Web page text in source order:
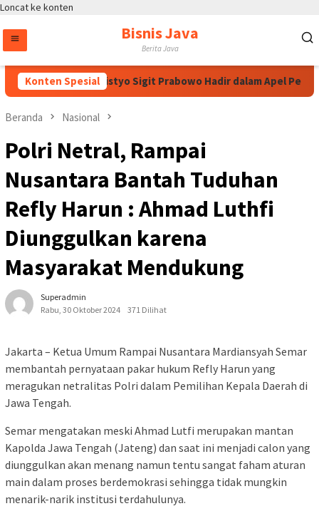
Loncat ke konten
Bisnis Java
Berita Java
Konten Spesial
Jenderal Listyo Sigit Prabowo Hadir dalam Apel
Beranda Nasional
Polri Netral, Rampai
Nusantara Bantah Tuduhan
Refly Harun : Ahmad Luthfi
Diunggulkan karena
Masyarakat Mendukung
Superadmin
Rabu, 30 Oktober 2024
371 Dilihat
Jakarta – Ketua Umum Rampai Nusantara Mardiansyah Semar
membantah pernyataan pakar hukum Refly Harun yang
meragukan netralitas Polri dalam Pemilihan Kepala Daerah di
Jawa Tengah.
Semar mengatakan meski Ahmad Lutfi merupakan mantan
Kapolda Jawa Tengah (Jateng) dan saat ini menjadi calon yang
diunggulkan akan menang namun tentu sangat faham aturan
main dalam proses berdemokrasi sehingga tidak mungkin
menarik-narik institusi terdahulunya.